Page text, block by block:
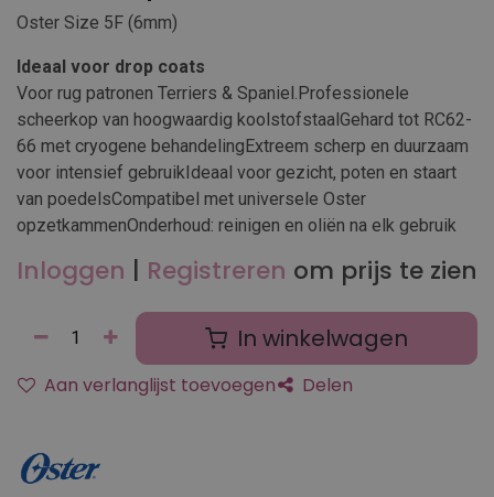
Oster Size 5F (6mm)
Ideaal voor drop coats
Voor rug patronen Terriers & Spaniel.Professionele
scheerkop van hoogwaardig koolstofstaalGehard tot RC62-
66 met cryogene behandelingExtreem scherp en duurzaam
voor intensief gebruikIdeaal voor gezicht, poten en staart
van poedelsCompatibel met universele Oster
opzetkammenOnderhoud: reinigen en oliën na elk gebruik
Inloggen | Registreren om prijs te zien
In winkelwagen
Aan verlanglijst toevoegen Delen